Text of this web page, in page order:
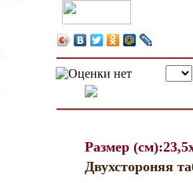
Размер
Двухстороняя